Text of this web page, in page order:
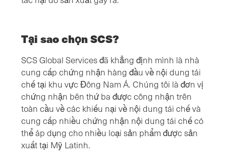
Tại sao chọn SCS?
SCS Global Services đã khẳng định mình là nhà
cung cấp chứng nhận hàng đầu về nội dung tái
chế tại khu vực Đông Nam Á. Chúng tôi là đơn vị
chứng nhận bên thứ ba được công nhận trên
toàn cầu về các khiếu nại về nội dung tái chế và
cung cấp nhiều chứng nhận nội dung tái chế có
thể áp dụng cho nhiều loại sản phẩm được sản
xuất tại Mỹ Latinh.